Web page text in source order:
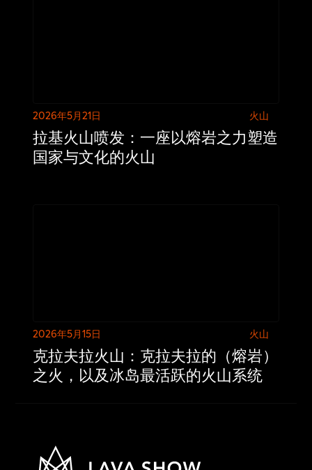
2026年5月21日 火山
拉基火山喷发：一座以熔岩之力塑造
国家与文化的火山
2026年5月15日 火山
克拉夫拉火山：克拉夫拉的（熔岩）
之火，以及冰岛最活跃的火山系统